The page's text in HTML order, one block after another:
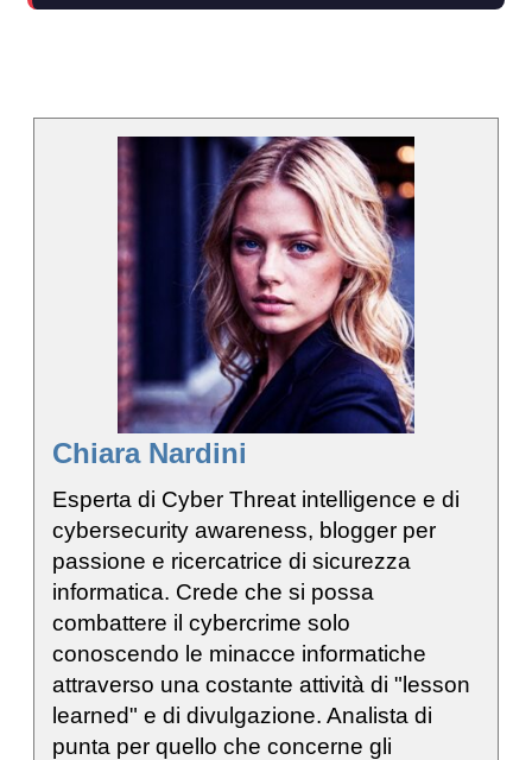
Chiara Nardini
Esperta di Cyber Threat intelligence e di
cybersecurity awareness, blogger per
passione e ricercatrice di sicurezza
informatica. Crede che si possa
combattere il cybercrime solo
conoscendo le minacce informatiche
attraverso una costante attività di "lesson
learned" e di divulgazione. Analista di
punta per quello che concerne gli